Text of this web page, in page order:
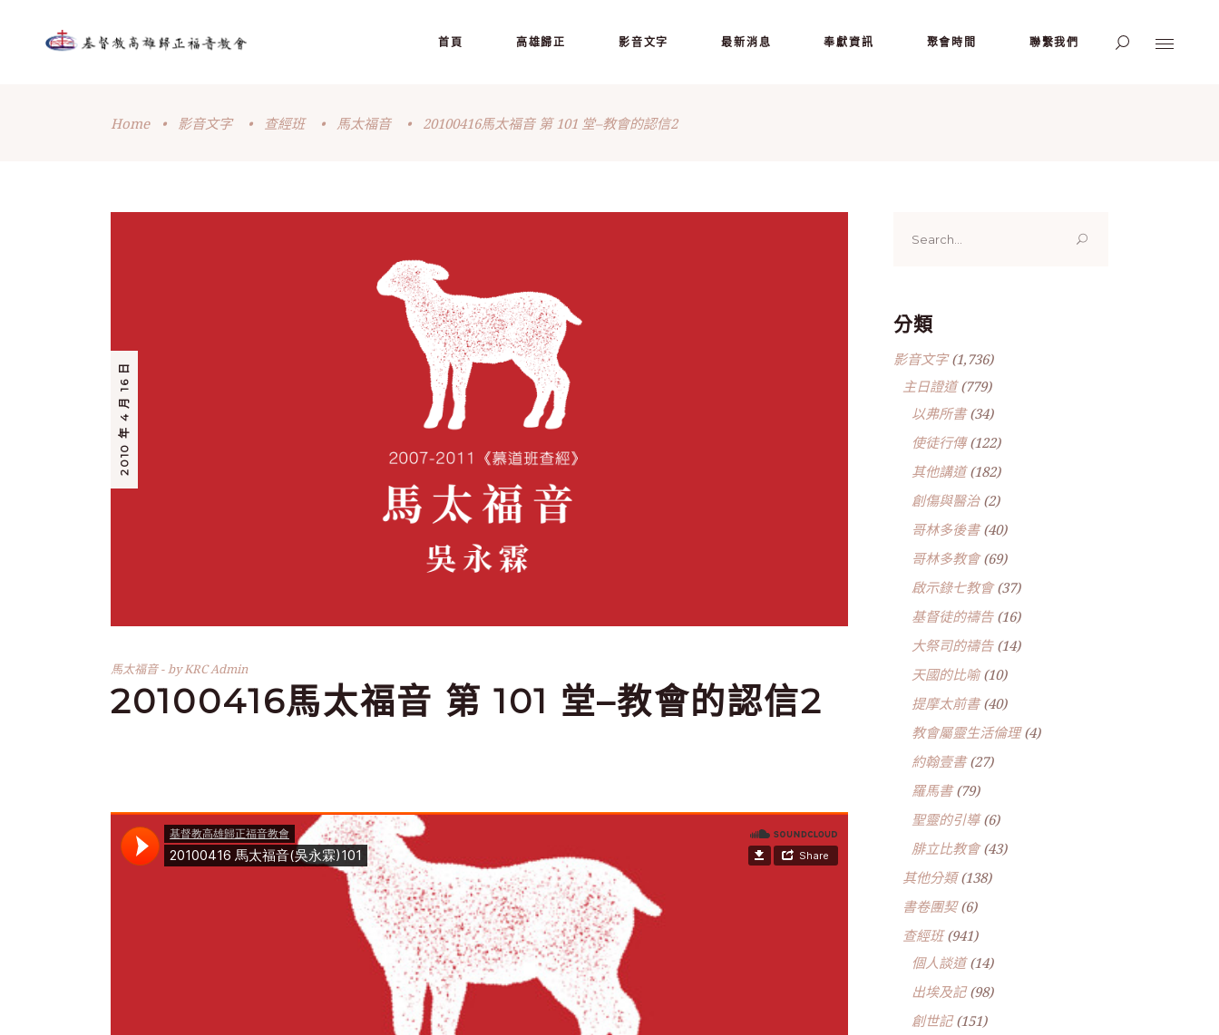
首頁 高雄歸正 影音文字 最新消息 奉獻資訊 聚會時間 聯繫我們
Home • 影音文字 • 查經班 • 馬太福音 • 20100416馬太福音 第 101 堂–教會的認信2
2010 年 4 月 16 日
馬太福音 byKRC Admin
20100416馬太福音 第 101 堂–教會的認信2
for:
分類
影音文字(1,736)
主日證道(779)
以弗所書(34)
使徒行傳(122)
其他講道(182)
創傷與醫治(2)
哥林多後書(40)
哥林多教會(69)
啟示錄七教會(37)
基督徒的禱告(16)
大祭司的禱告(14)
天國的比喻(10)
提摩太前書(40)
教會屬靈生活倫理(4)
約翰壹書(27)
羅馬書(79)
聖靈的引導(6)
腓立比教會(43)
其他分類(138)
書卷團契(6)
查經班(941)
個人談道(14)
出埃及記(98)
創世記(151)